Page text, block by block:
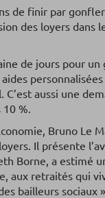
de finir par
des loyers dans
de jours pour un
aussi une
%.
Bruno Le
Il présente
Borne, a estimé
aux retraités qui
bailleurs sociaux